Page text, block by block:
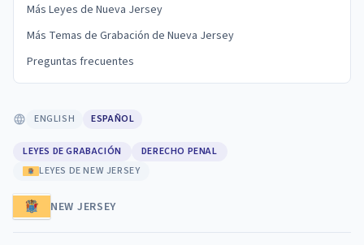
Más Leyes de Nueva Jersey
Más Temas de Grabación de Nueva Jersey
Preguntas frecuentes
ENGLISH ESPAÑOL
LEYES DE GRABACIÓN
DERECHO PENAL
LEYES DE NEW JERSEY
NEW JERSEY